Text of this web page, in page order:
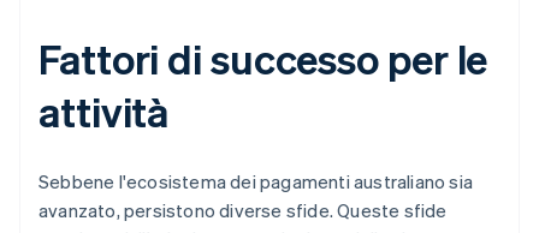
Fattori di successo per le
attività
Sebbene l'ecosistema dei pagamenti australiano sia
avanzato, persistono diverse sfide. Queste sfide